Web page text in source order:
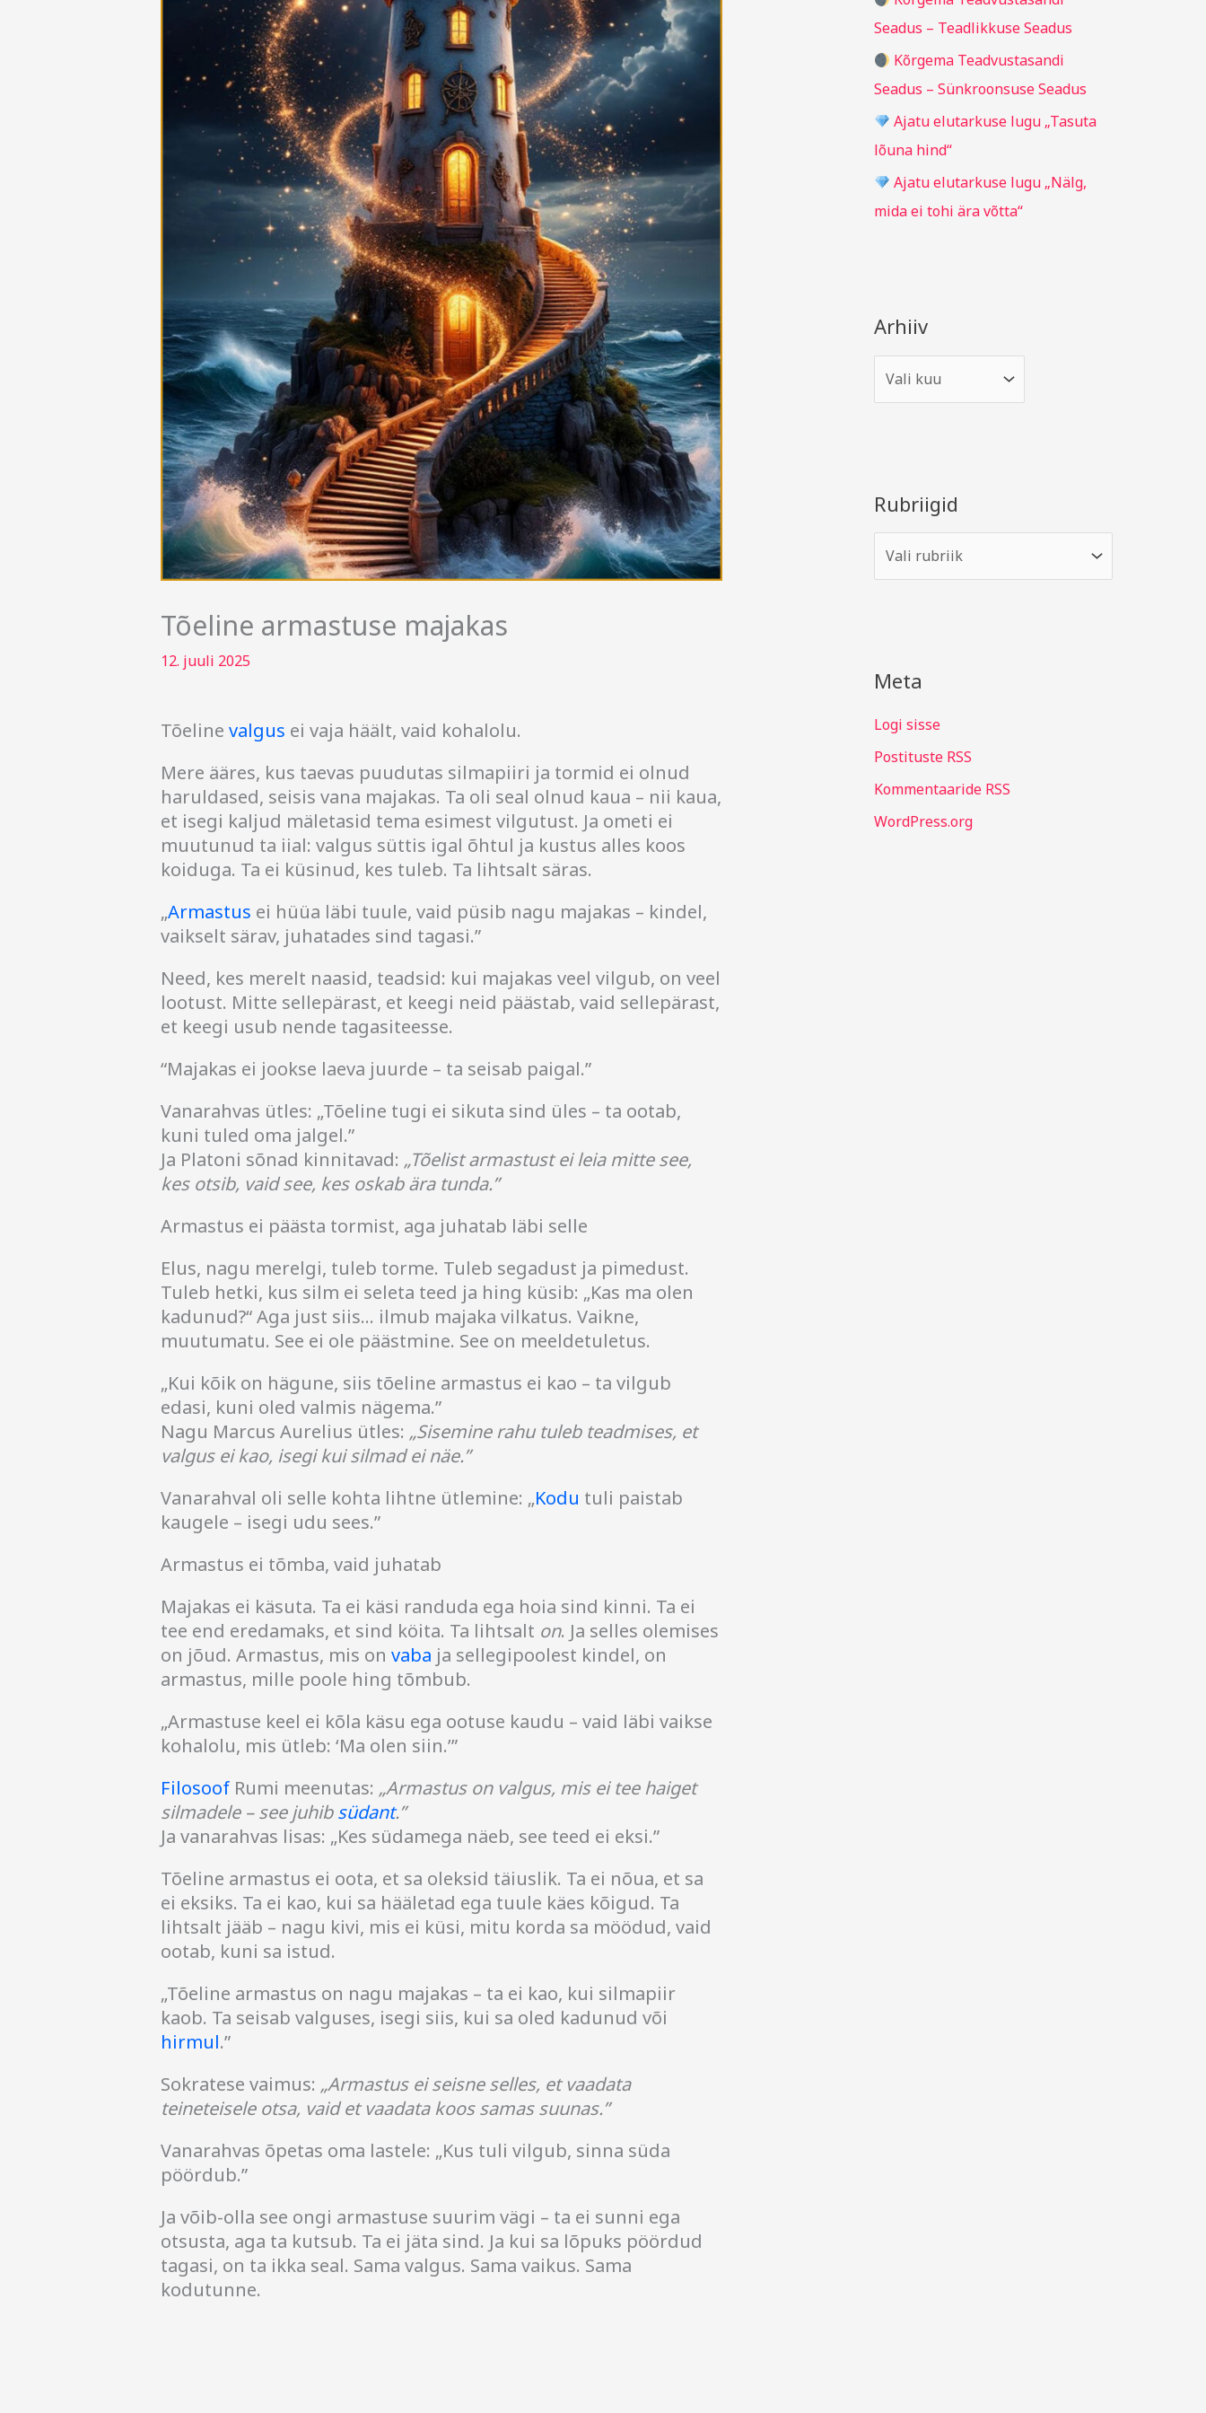
Tõeline armastuse majakas
12. juuli 2025
Tõeline valgus ei vaja häält, vaid kohalolu.
Mere ääres, kus taevas puudutas silmapiiri ja tormid ei olnud
haruldased, seisis vana majakas. Ta oli seal olnud kaua – nii kaua,
et isegi kaljud mäletasid tema esimest vilgutust. Ja ometi ei
muutunud ta iial: valgus süttis igal õhtul ja kustus alles koos
koiduga. Ta ei küsinud, kes tuleb. Ta lihtsalt säras.
„Armastus ei hüüa läbi tuule, vaid püsib nagu majakas – kindel,
vaikselt särav, juhatades sind tagasi.”
Need, kes merelt naasid, teadsid: kui majakas veel vilgub, on veel
lootust. Mitte sellepärast, et keegi neid päästab, vaid sellepärast,
et keegi usub nende tagasiteesse.
“Majakas ei jookse laeva juurde – ta seisab paigal.”
Vanarahvas ütles: „Tõeline tugi ei sikuta sind üles – ta ootab,
kuni tuled oma jalgel.”
Ja Platoni sõnad kinnitavad: „Tõelist armastust ei leia mitte see,
kes otsib, vaid see, kes oskab ära tunda.”
Armastus ei päästa tormist, aga juhatab läbi selle
Elus, nagu merelgi, tuleb torme. Tuleb segadust ja pimedust.
Tuleb hetki, kus silm ei seleta teed ja hing küsib: „Kas ma olen
kadunud?“ Aga just siis… ilmub majaka vilkatus. Vaikne,
muutumatu. See ei ole päästmine. See on meeldetuletus.
„Kui kõik on hägune, siis tõeline armastus ei kao – ta vilgub
edasi, kuni oled valmis nägema.”
Nagu Marcus Aurelius ütles: „Sisemine rahu tuleb teadmises, et
valgus ei kao, isegi kui silmad ei näe.”
Vanarahval oli selle kohta lihtne ütlemine: „Kodu tuli paistab
kaugele – isegi udu sees.”
Armastus ei tõmba, vaid juhatab
Majakas ei käsuta. Ta ei käsi randuda ega hoia sind kinni. Ta ei
tee end eredamaks, et sind köita. Ta lihtsalt on. Ja selles olemises
on jõud. Armastus, mis on vaba ja sellegipoolest kindel, on
armastus, mille poole hing tõmbub.
„Armastuse keel ei kõla käsu ega ootuse kaudu – vaid läbi vaikse
kohalolu, mis ütleb: ‘Ma olen siin.’”
FilosoofRumi meenutas: „Armastus on valgus, mis ei tee haiget
silmadele – see juhibsüdant.”
Ja vanarahvas lisas: „Kes südamega näeb, see teed ei eksi.”
Tõeline armastus ei oota, et sa oleksid täiuslik. Ta ei nõua, et sa
ei eksiks. Ta ei kao, kui sa hääletad ega tuule käes kõigud. Ta
lihtsalt jääb – nagu kivi, mis ei küsi, mitu korda sa möödud, vaid
ootab, kuni sa istud.
„Tõeline armastus on nagu majakas – ta ei kao, kui silmapiir
kaob. Ta seisab valguses, isegi siis, kui sa oled kadunud või
hirmul.”
Sokratese vaimus: „Armastus ei seisne selles, et vaadata
teineteisele otsa, vaid et vaadata koos samas suunas.”
Vanarahvas õpetas oma lastele: „Kus tuli vilgub, sinna süda
pöördub.”
Ja võib-olla see ongi armastuse suurim vägi – ta ei sunni ega
otsusta, aga ta kutsub. Ta ei jäta sind. Ja kui sa lõpuks pöördud
tagasi, on ta ikka seal. Sama valgus. Sama vaikus. Sama
kodutunne.
:Seadus – Teadlikkuse Seadus
Kõrgema Teadvustasandi
Seadus – Sünkroonsuse Seadus
Ajatu elutarkuse lugu „Tasuta
lõuna hind“
Ajatu elutarkuse lugu „Nälg,
mida ei tohi ära võtta“
Arhiiv
Rubriigid
Meta
Logi sisse
Postituste RSS
Kommentaaride RSS
WordPress.org